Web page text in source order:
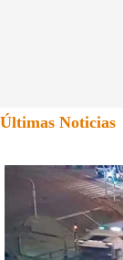
Últimas Noticias